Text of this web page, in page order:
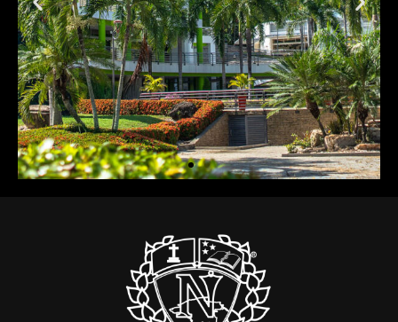
Club Comfamiliar
Los Lagos